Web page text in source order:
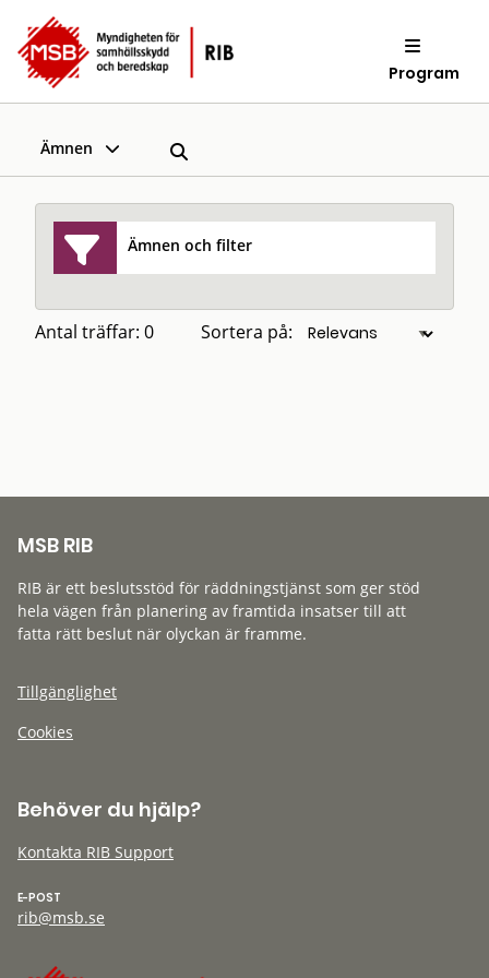
Program
Ämnen
Ämnen och filter
Antal träffar: 0 Sortera på:
MSB RIB
RIB är ett beslutsstöd för räddningstjänst som ger stöd
hela vägen från planering av framtida insatser till att
fatta rätt beslut när olyckan är framme.
Tillgänglighet
Cookies
Behöver du hjälp?
Kontakta RIB Support
E-POST
rib@msb.se